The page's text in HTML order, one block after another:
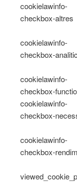
cookielawinfo-
checkbox-altres
cookielawinfo-
checkbox-
cookielawinfo-
checkbox-
cookielawinfo-
checkbox-
cookielawinfo-
checkbox-